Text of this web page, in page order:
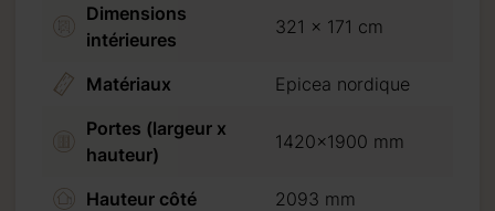
Dimensions
intérieures
321 x 171 cm
Matériaux
Epicea nordique
Portes (largeur x
hauteur)
1420x1900 mm
Hauteur côté
2093 mm
autour du: